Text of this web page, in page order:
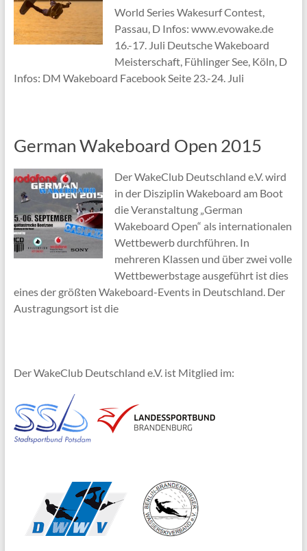
World Series Wakesurf Contest,
Passau, D Infos: www.evowake.de
16.-17. Juli Deutsche Wakeboard
Meisterschaft, Fühlinger See, Köln, D
Infos: DM Wakeboard Facebook Seite 23.-24. Juli
German Wakeboard Open 2015
Der WakeClub Deutschland e.V. wird
in der Disziplin Wakeboard am Boot
die Veranstaltung „German
Wakeboard Open“ als internationalen
Wettbewerb durchführen. In
mehreren Klassen und über zwei volle
Wettbewerbstage ausgeführt ist dies
eines der größten Wakeboard-Events in Deutschland. Der
Austragungsort ist die
Der WakeClub Deutschland e.V. ist Mitglied im: